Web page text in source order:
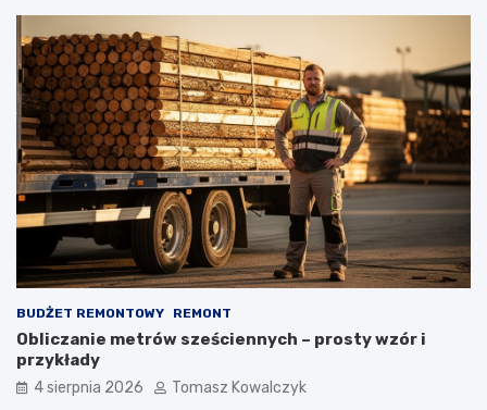
BUDŻET REMONTOWY REMONT
Obliczanie metrów sześciennych – prosty wzór i
przykłady
4 sierpnia 2026 Tomasz Kowalczyk